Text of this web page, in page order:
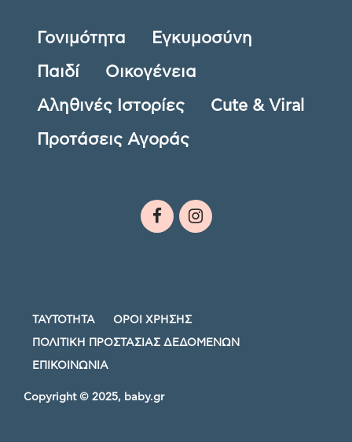
Γονιμότητα Εγκυμοσύνη
Παιδί Οικογένεια
Αληθινές Ιστορίες Cute & Viral
Προτάσεις Αγοράς
ΤΑΥΤΟΤΗΤΑ ΟΡΟΙ ΧΡΗΣΗΣ
ΠΟΛΙΤΙΚΗ ΠΡΟΣΤΑΣΙΑΣ ΔΕΔΟΜΕΝΩΝ
ΕΠΙΚΟΙΝΩΝΙΑ
Copyright © 2025, baby.gr